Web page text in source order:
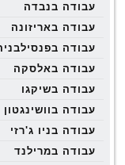
עבודה בנבדה
עבודה באריזונה
עבודה
עבודה באלסקה
עבודה בשיקגו
עבודה בוושינגטון
עבודה בניו ג'רזי
עבודה במרילנד